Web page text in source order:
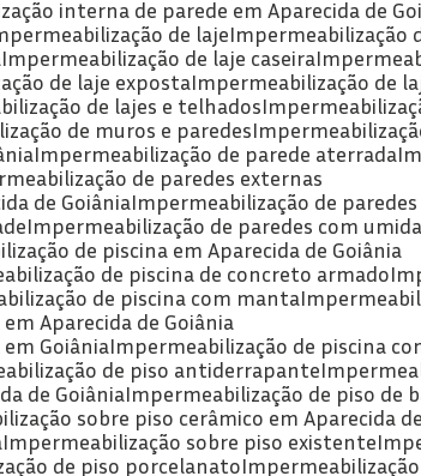
interna de parede em Aparecida de
de laje Impermeabilização
Impermeabilização de laje caseira
de laje exposta Impermeabilização de
de lajes e telhados
de muros e paredes
Impermeabilização de parede aterrada
de paredes externas
de Goiânia Impermeabilização de
Impermeabilização de paredes com
de piscina em Aparecida de Goiânia
de piscina de concreto armado
de piscina com manta
Aparecida de Goiânia
Goiânia Impermeabilização de piscina
de piso antiderrapante
de Goiânia Impermeabilização de piso de
sobre piso cerâmico em Aparecida
Impermeabilização sobre piso existente
de piso porcelanato